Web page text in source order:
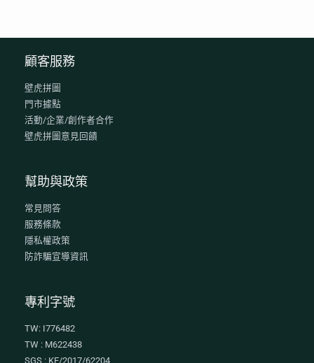
顧客服務
壁虎拼圖
門市據點
活動/企業/創作者合作
壁虎拼圖意見回饋
幫助與政策
常見問答
服務條款
隱私權政策
防詐騙宣導資訊
專利字號
TW: I776482
TW : M622438
SGS : KE/2017/62204